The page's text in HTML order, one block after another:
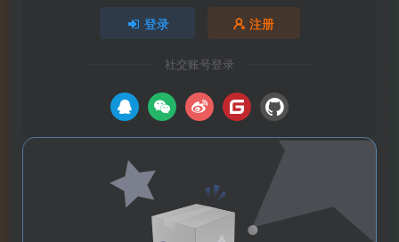
登录 注册
社交账号登录